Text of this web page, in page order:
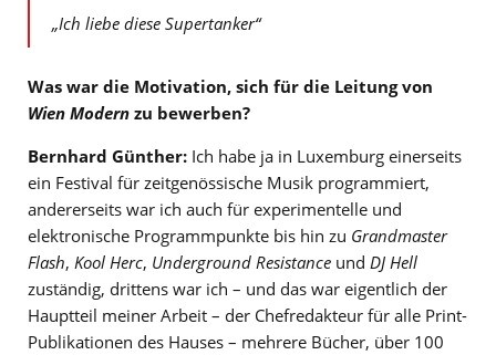
„Ich liebe diese Supertanker“
Was war die Motivation, sich für die Leitung von
Wien Modern zu bewerben?
Bernhard Günther: Ich habe ja in Luxemburg einerseits
ein Festival für zeitgenössische Musik programmiert,
andererseits war ich auch für experimentelle und
elektronische Programmpunkte bis hin zu Grandmaster
Flash, Kool Herc, Underground Resistance und DJ Hell
zuständig, drittens war ich – und das war eigentlich der
Hauptteil meiner Arbeit – der Chefredakteur für alle Print-
Publikationen des Hauses – mehrere Bücher, über 100